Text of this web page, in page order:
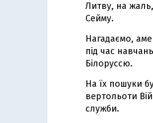
Литву, на
Сейму.
Нагадаємо,
під час
Білоруссю.
На їх пошуки
вертольоти
служби.